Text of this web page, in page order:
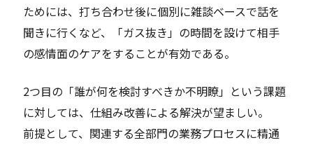
ためには、打ち合わせ後に個別に雑談ベースで話を
聞きに行くなど、「ガス抜き」の時間を設けて相手
の感情面のケアをすることが有効である。
2つ目の「誰が何を検討すべきか不明瞭」という課題
に対しては、仕組み改善による解決が望ましい。
前提として、関連する全部門の業務プロセスに精通